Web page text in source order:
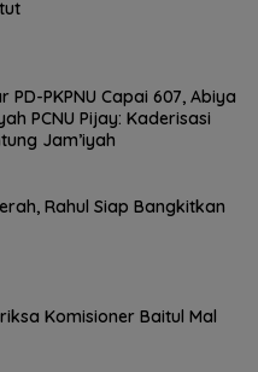
PD-PKPNU Capai 607, Abiya
PCNU Pijay: Kaderisasi
Jam’iyah
Rahul Siap Bangkitkan
Komisioner Baitul Mal